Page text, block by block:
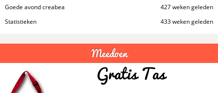
427 weken geleden
Goede avond creabea
433 weken geleden
Statistieken
Meedoen
Gratis Tas